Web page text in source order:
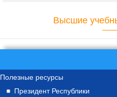
Высшие
Полезные ресурсы
Президент Республики